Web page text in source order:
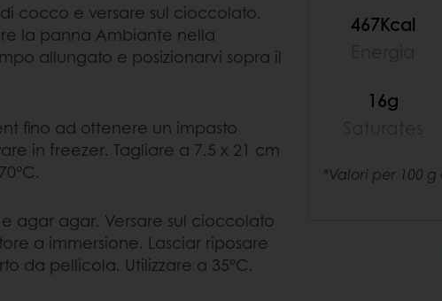
cocco e versare sul cioccolato.
la panna Ambiante nella
allungato e posizionarvi sopra il
fino ad ottenere un impasto
in freezer. Tagliare a 7.5 x 21 cm
agar agar. Versare sul cioccolato
a immersione. Lasciar riposare
da pellicola. Utilizzare a 35°C.
467Kcal
16g
*Valori per 100